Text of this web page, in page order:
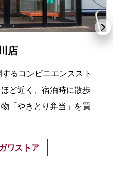
店
るコンビニエンススト
ど近く、宿泊時に散歩
「やきとり弁当」を買
ワストア